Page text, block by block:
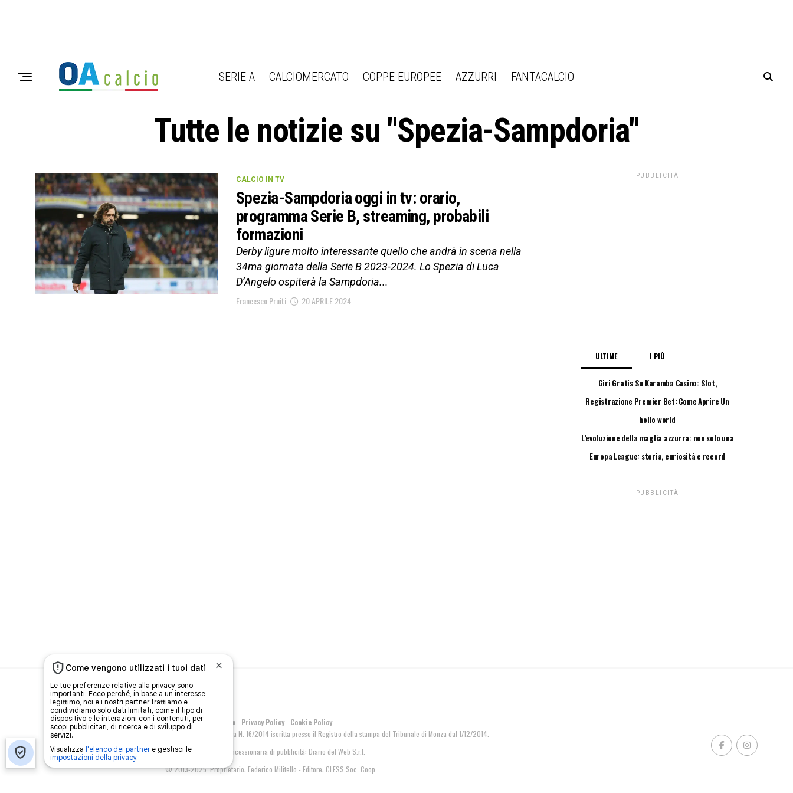
SERIE A CALCIOMERCATO COPPE EUROPEE AZZURRI FANTACALCIO
Tutte le notizie su "Spezia-Sampdoria"
CALCIO IN TV
Spezia-Sampdoria oggi in tv: orario,
programma Serie B, streaming, probabili
formazioni
Derby ligure molto interessante quello che andrà in scena nella
34ma giornata della Serie B 2023-2024. Lo Spezia di Luca
D’Angelo ospiterà la Sampdoria...
Francesco Pruiti
20 APRILE 2024
PUBBLICITÀ
ULTIME I PIÙ
Giri Gratis Su Karamba Casino: Slot,
Registrazione Premier Bet: Come Aprire Un
hello world
L’evoluzione della maglia azzurra: non solo una
Europa League: storia, curiosità e record
PUBBLICITÀ
Pubblicità Chi siamo Privacy Policy
Cookie Policy
OA - Testata giornalistica N. 16/2014 iscritta presso il Registro della stampa del Tribunale di Monza dal 1/12/2014.
Servizi informatici e concessionaria di pubblicità: Diario del Web S.r.l.
© 2013-2025. Proprietario: Federico Militello - Editore: CLESS Soc. Coop.